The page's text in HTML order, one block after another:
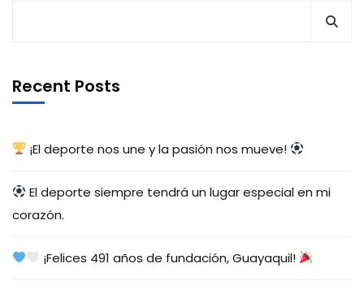
Recent Posts
¡El deporte nos une y la pasión nos mueve!
El deporte siempre tendrá un lugar especial en mi
corazón.
¡Felices 491 años de fundación, Guayaquil!